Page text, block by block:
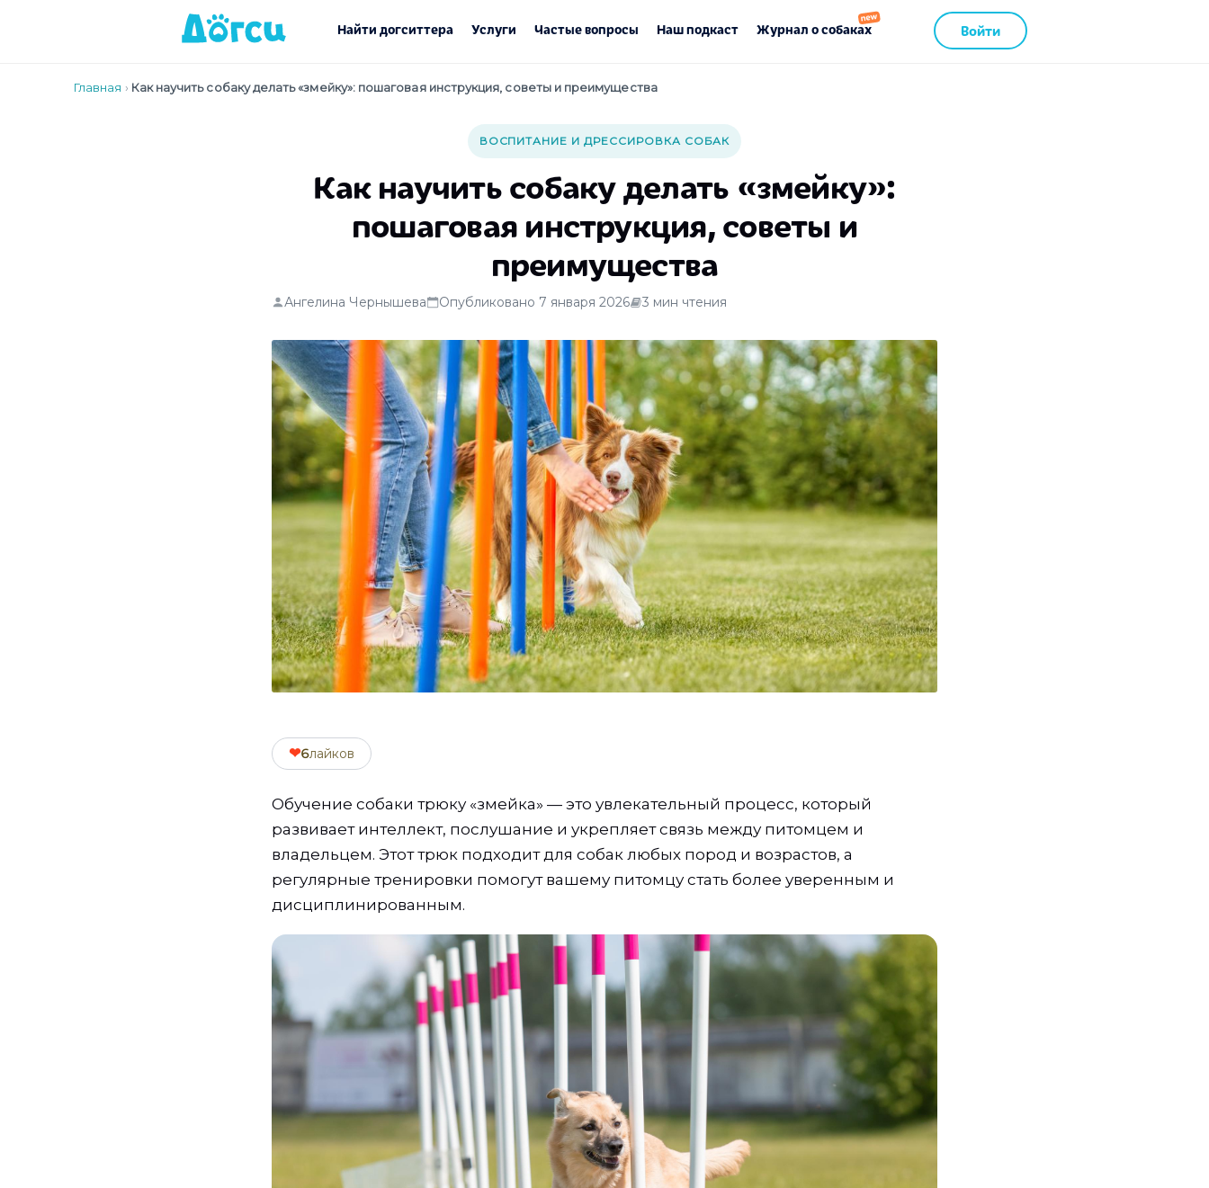
Найти догситтера Услуги Частые вопросы Наш подкаст Журнал о собаках Войти
Главная › Как научить собаку делать «змейку»: пошаговая инструкция, советы и преимущества
ВОСПИТАНИЕ И ДРЕССИРОВКА СОБАК
Как научить собаку делать «змейку»:
пошаговая инструкция, советы и
преимущества
Ангелина Чернышева Опубликовано 7 января 2026 3 мин чтения
❤6лайков
Обучение собаки трюку «змейка» — это увлекательный процесс, который
развивает интеллект, послушание и укрепляет связь между питомцем и
владельцем. Этот трюк подходит для собак любых пород и возрастов, а
регулярные тренировки помогут вашему питомцу стать более уверенным и
дисциплинированным.